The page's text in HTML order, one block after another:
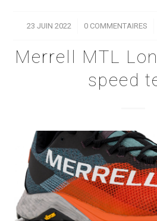
23 JUIN 2022
/ 0 COMMENTAIRES
/
Merrell MTL
speed